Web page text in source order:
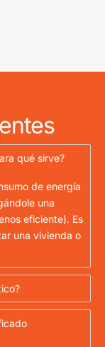
qué sirve?
de energía
una
eficiente). Es
una vivienda o